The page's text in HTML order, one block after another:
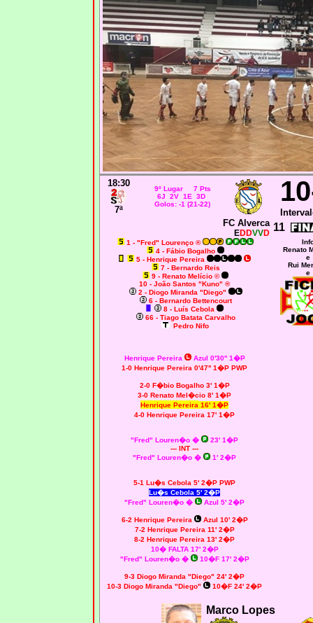
18:30
7ª
9º Lugar 7 Pts
6J 2V 1E 3D
Golos: -1 (21-22)
FC Alverca
EDDVVD 11
1 - "Fred" Lourenço ®
4 - Fábio Bogalho
5 - Henrique Pereira
7 - Bernardo Reis
9 - Renato Melício ©
10 - João Santos "Kuno" ®
2 - Diogo Miranda "Diego"
6 - Bernardo Bettencourt
8 - Luís Cebola
66 - Tiago Batata Carvalho
Pedro Nifo
Henrique Pereira
Azul 0'30'' 1�P
1-0 Henrique Pereira 0'47'' 1�P PWP
2-0 F�bio Bogalho 3' 1�P
3-0 Renato Mel�cio 8' 1�P
Henrique Pereira 16' 1�P
4-0 Henrique Pereira 17' 1�P
"Fred" Louren�o �
23' 1�P
--- INT ---
"Fred" Louren�o �
1' 2�P
5-1 Lu�s Cebola 5' 2�P PWP
Lu�s Cebola 5' 2�P
"Fred" Louren�o �
Azul 5' 2�P
6-2 Henrique Pereira
Azul 10' 2�P
7-2 Henrique Pereira 11' 2�P
8-2 Henrique Pereira 13' 2�P
10� FALTA 17' 2�P
"Fred" Louren�o �
10�F 17' 2�P
9-3 Diogo Miranda "Diego" 24' 2�P
10-3 Diogo Miranda "Diego"
10�F 24' 2�P
Renato
e
Rui
e
Marco Lopes